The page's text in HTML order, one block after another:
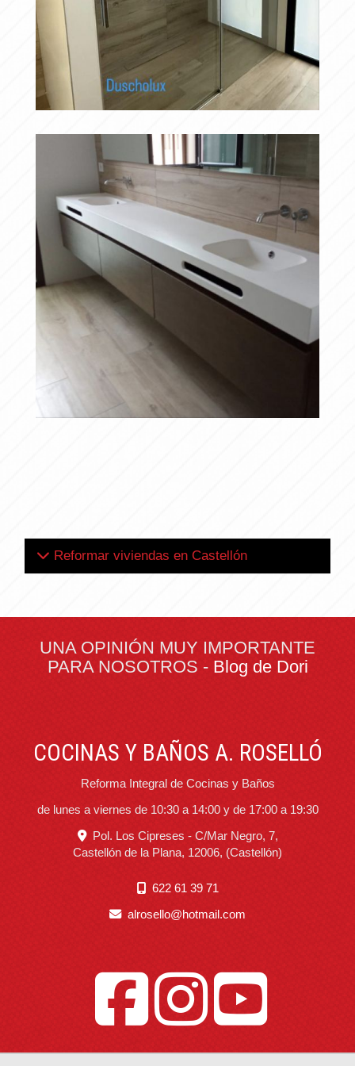
Ampliar
Reformar viviendas en Castellón
UNA OPINIÓN MUY IMPORTANTE
PARA NOSOTROS - Blog de Dori
COCINAS Y BAÑOS A. ROSELLÓ
Reforma Integral de Cocinas y Baños
de lunes a viernes de 10:30 a 14:00 y de 17:00 a 19:30
Pol. Los Cipreses - C/Mar Negro, 7,
Castellón de la Plana, 12006, (Castellón)
622 61 39 71
alrosello
hotmail.com